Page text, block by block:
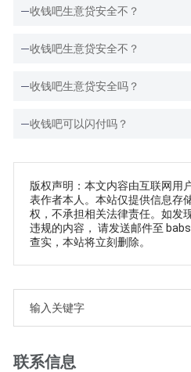
收钱吧生意贷安全不？
收钱吧生意贷安全不？
收钱吧生意贷安全吗？
收钱吧可以闪付吗？
版权声明：本文内容由互联网用
表作者本人。本站仅提供信息存
权，不承担相关法律责任。如发
违规的内容， 请发送邮件至
查实，本站将立刻删除。
联系信息